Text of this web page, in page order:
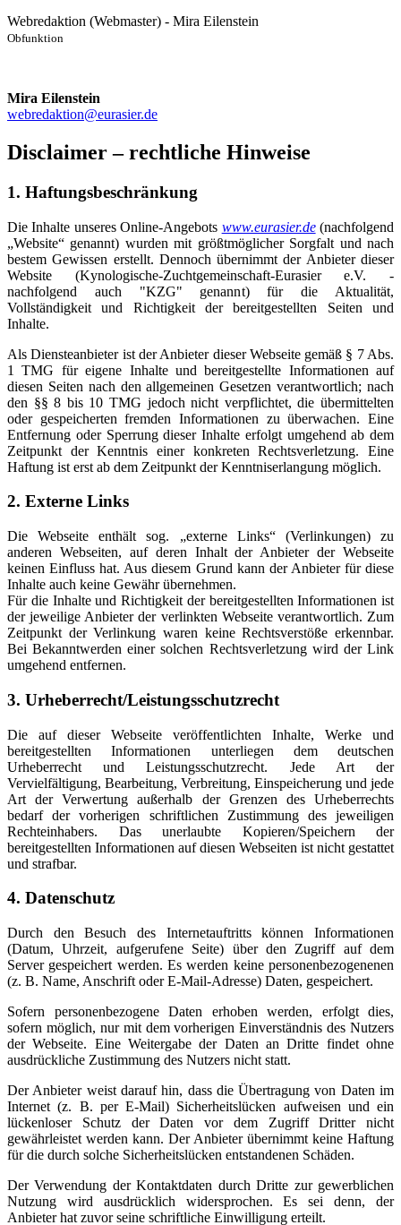
Webredaktion (Webmaster) - Mira Eilenstein
Obfunktion
Mira Eilenstein
webredaktion@eurasier.de
Disclaimer – rechtliche Hinweise
1. Haftungsbeschränkung
Die Inhalte unseres Online-Angebots www.eurasier.de (nachfolgend
„Website“ genannt) wurden mit größtmöglicher Sorgfalt und nach
bestem Gewissen erstellt. Dennoch übernimmt der Anbieter dieser
Website (Kynologische-Zuchtgemeinschaft-Eurasier e.V. -
nachfolgend auch "KZG" genannt) für die Aktualität,
Vollständigkeit und Richtigkeit der bereitgestellten Seiten und
Inhalte.
Als Diensteanbieter ist der Anbieter dieser Webseite gemäß § 7 Abs.
1 TMG für eigene Inhalte und bereitgestellte Informationen auf
diesen Seiten nach den allgemeinen Gesetzen verantwortlich; nach
den §§ 8 bis 10 TMG jedoch nicht verpflichtet, die übermittelten
oder gespeicherten fremden Informationen zu überwachen. Eine
Entfernung oder Sperrung dieser Inhalte erfolgt umgehend ab dem
Zeitpunkt der Kenntnis einer konkreten Rechtsverletzung. Eine
Haftung ist erst ab dem Zeitpunkt der Kenntniserlangung möglich.
2. Externe Links
Die Webseite enthält sog. „externe Links“ (Verlinkungen) zu
anderen Webseiten, auf deren Inhalt der Anbieter der Webseite
keinen Einfluss hat. Aus diesem Grund kann der Anbieter für diese
Inhalte auch keine Gewähr übernehmen.
Für die Inhalte und Richtigkeit der bereitgestellten Informationen ist
der jeweilige Anbieter der verlinkten Webseite verantwortlich. Zum
Zeitpunkt der Verlinkung waren keine Rechtsverstöße erkennbar.
Bei Bekanntwerden einer solchen Rechtsverletzung wird der Link
umgehend entfernen.
3. Urheberrecht/Leistungsschutzrecht
Die auf dieser Webseite veröffentlichten Inhalte, Werke und
bereitgestellten Informationen unterliegen dem deutschen
Urheberrecht und Leistungsschutzrecht. Jede Art der
Vervielfältigung, Bearbeitung, Verbreitung, Einspeicherung und jede
Art der Verwertung außerhalb der Grenzen des Urheberrechts
bedarf der vorherigen schriftlichen Zustimmung des jeweiligen
Rechteinhabers. Das unerlaubte Kopieren/Speichern der
bereitgestellten Informationen auf diesen Webseiten ist nicht gestattet
und strafbar.
4. Datenschutz
Durch den Besuch des Internetauftritts können Informationen
(Datum, Uhrzeit, aufgerufene Seite) über den Zugriff auf dem
Server gespeichert werden. Es werden keine personenbezogenenen
(z. B. Name, Anschrift oder E-Mail-Adresse) Daten, gespeichert.
Sofern personenbezogene Daten erhoben werden, erfolgt dies,
sofern möglich, nur mit dem vorherigen Einverständnis des Nutzers
der Webseite. Eine Weitergabe der Daten an Dritte findet ohne
ausdrückliche Zustimmung des Nutzers nicht statt.
Der Anbieter weist darauf hin, dass die Übertragung von Daten im
Internet (z. B. per E-Mail) Sicherheitslücken aufweisen und ein
lückenloser Schutz der Daten vor dem Zugriff Dritter nicht
gewährleistet werden kann. Der Anbieter übernimmt keine Haftung
für die durch solche Sicherheitslücken entstandenen Schäden.
Der Verwendung der Kontaktdaten durch Dritte zur gewerblichen
Nutzung wird ausdrücklich widersprochen. Es sei denn, der
Anbieter hat zuvor seine schriftliche Einwilligung erteilt.